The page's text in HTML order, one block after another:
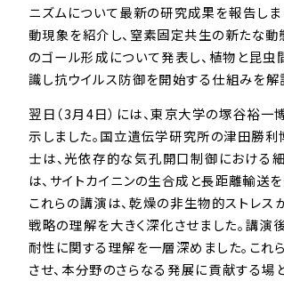
ニズムについて最新の研究成果を報告し
動現象を紹介し、窒素固定共生の新たな
のゴール形成について発表し、植物と昆
識し抗ウイルス防御を開始する仕組みを解
翌日（3月4日）には、東京大学の塚谷裕
示しました。国立遺伝学研究所の津田勝
士は、光依存的な気孔開口制御における
は、サイトカイニンの生合成と長距離輸送
これらの講演は、乾燥の非生物的ストレ
戦略の理解を大きく深化させました。講
耐性に関する理解を一層深めました。これ
させ、本分野のさらなる発展に貢献する